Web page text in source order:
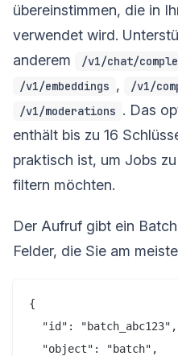
übereinstimmen, die in
verwendet wird.
anderem
/v1/chat/
/v1/embeddings , /v1/
/v1/moderations . Das
enthält bis zu 16
praktisch ist, um Jobs
filtern möchten.
Der Aufruf gibt ein
Felder, die Sie am
{
  "id": "batch_abc123",
  "object": "batch",